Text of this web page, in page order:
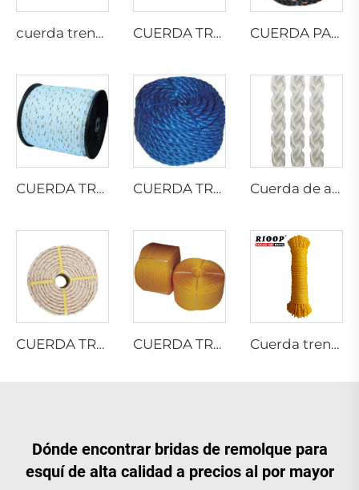
cuerda trenzada de 8 hilos CUERDA TRENZADA DE PP CON PLOMO CUERDA PARA CAMIONES DE CALIFORNIA
CUERDA TRENZADA DE PELÍCULA DIVIDIDA DE PP CUERDA TRENZADA DE PELÍCULA DIVIDIDA DE PP Cuerda de amarre de 8 hilos de multifilamento PP
CUERDA TRENZADA DE PP DANLINE CUERDA TRENZADA DE PE Cuerda trenzada hueca de 8 hilos de monofilamento PE
Dónde encontrar bridas de remolque para
esquí de alta calidad a precios al por mayor